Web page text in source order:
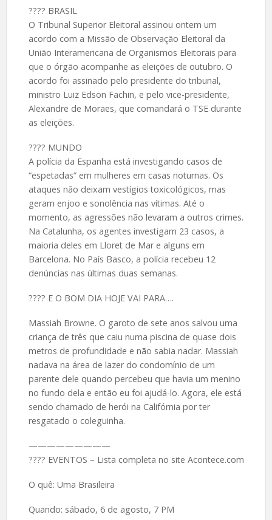
????️ BRASIL
O Tribunal Superior Eleitoral assinou ontem um
acordo com a Missão de Observação Eleitoral da
União Interamericana de Organismos Eleitorais para
que o órgão acompanhe as eleições de outubro. O
acordo foi assinado pelo presidente do tribunal,
ministro Luiz Edson Fachin, e pelo vice-presidente,
Alexandre de Moraes, que comandará o TSE durante
as eleições.
????️ MUNDO
A polícia da Espanha está investigando casos de
“espetadas” em mulheres em casas noturnas. Os
ataques não deixam vestígios toxicológicos, mas
geram enjoo e sonolência nas vítimas. Até o
momento, as agressões não levaram a outros crimes.
Na Catalunha, os agentes investigam 23 casos, a
maioria deles em Lloret de Mar e alguns em
Barcelona. No País Basco, a polícia recebeu 12
denúncias nas últimas duas semanas.
????️ E O BOM DIA HOJE VAI PARA….
Massiah Browne. O garoto de sete anos salvou uma
criança de três que caiu numa piscina de quase dois
metros de profundidade e não sabia nadar. Massiah
nadava na área de lazer do condomínio de um
parente dele quando percebeu que havia um menino
no fundo dela e então eu foi ajudá-lo. Agora, ele está
sendo chamado de herói na Califórnia por ter
resgatado o coleguinha.
—————————
???? EVENTOS – Lista completa no site Acontece.com
O quê: Uma Brasileira
Quando: sábado, 6 de agosto, 7 PM